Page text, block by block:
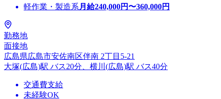
軽作業・製造系 月給240,000円〜360,000円
勤務地
面接地
広島県広島市安佐南区伴南 2丁目5-21
大塚(広島)駅 バス20分、横川(広島)駅 バス40分
交通費支給
未経験OK